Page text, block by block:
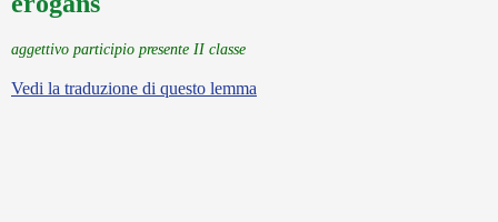
aggettivo participio presente II classe
Vedi la traduzione di questo lemma